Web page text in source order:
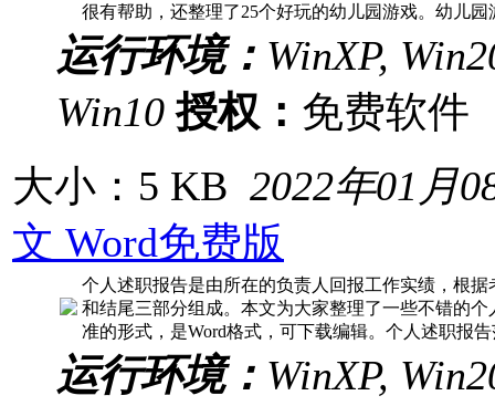
很有帮助，还整理了25个好玩的幼儿园游戏。幼儿园
运行环境： WinXP,
Win10 授权： 免费软
大小：5 KB 2022年01月
文 Word免费版
个人述职报告是由所在的负责人回报工作实绩，根
和结尾三部分组成。本文为大家整理了一些不错的
准的形式，是Word格式，可下载编辑。个人述职报告
运行环境： WinXP,